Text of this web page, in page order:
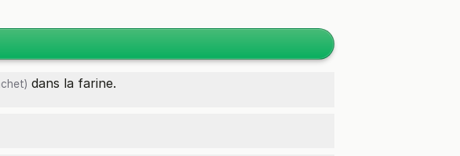
dans la farine.